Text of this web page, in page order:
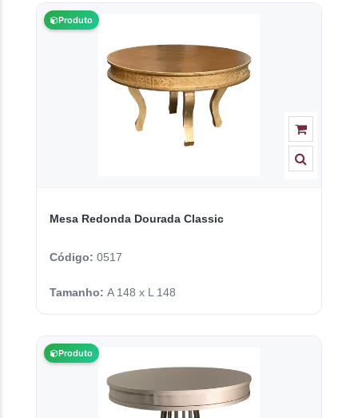
Produto
Mesa Redonda Dourada Classic
Código: 0517
Tamanho: A 148 x L 148
Produto